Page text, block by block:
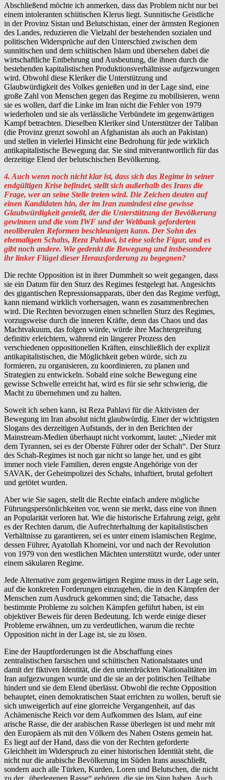
Abschließend möchte ich anmerken, dass das Problem nicht nur bei
einem intoleranten schiitischen Klerus liegt. Sunnitische Geistliche
in der Provinz Sistan und Belutschistan, einer der ärmsten Regionen
des Landes, reduzieren die Vielzahl der bestehenden sozialen und
politischen Widersprüche auf den Unterschied zwischen dem
sunnitischen und dem schiitischen Islam und übersehen dabei die
wirtschaftliche Entbehrung und Ausbeutung, die ihnen durch die
bestehenden kapitalistischen Produktionsverhältnisse aufgezwungen
wird. Obwohl diese Kleriker die Unterstützung und
Glaubwürdigkeit des Volkes genießen und in der Lage sind, eine
große Zahl von Menschen gegen das Regime zu mobilisieren, wenn
sie es wollen, darf die Linke im Iran nicht die Fehler von 1979
wiederholen und sie als verlässliche Verbündete im gegenwärtigen
Kampf betrachten. Dieselben Kleriker sind Unterstützer der Taliban
(die Provinz grenzt sowohl an Afghanistan als auch an Pakistan)
und stellen in vielerlei Hinsicht eine Bedrohung für jede wirklich
antikapitalistische Bewegung dar. Sie sind mitverantwortlich für das
derzeitige Elend der belutschischen Bevölkerung.
4. Auch wenn noch nicht klar ist, dass sich das Regime in seiner
endgültigen Krise befindet, stellt sich außerhalb des Irans die
Frage, wer an seine Stelle treten wird. Die Zeichen deuten auf
einen Kandidaten hin, der im Iran zumindest eine gewisse
Glaubwürdigkeit genießt, der die Unterstützung der Bevölkerung
gewinnen und die vom IWF und der Weltbank geforderten
neoliberalen Reformen beschleunigen kann. Der Sohn des
ehemaligen Schahs, Reza Pahlavi, ist eine solche Figur, und es
gibt noch andere. Wie gedenkt die Bewegung und insbesondere
ihr linker Flügel dieser Herausforderung zu begegnen?
Die rechte Opposition ist in ihrer Dummheit so weit gegangen, dass
sie ein Datum für den Sturz des Regimes festgelegt hat. Angesichts
des gigantischen Repressionsapparats, über den das Regime verfügt,
kann niemand wirklich vorhersagen, wann es zusammenbrechen
wird. Die Rechten bevorzugen einen schnellen Sturz des Regimes,
vorzugsweise durch die inneren Kräfte, denn das Chaos und das
Machtvakuum, das folgen würde, würde ihre Machtergreifung
definitiv erleichtern, während ein längerer Prozess den
verschiedenen oppositionellen Kräften, einschließlich der explizit
antikapitalistischen, die Möglichkeit geben würde, sich zu
formieren, zu organisieren, zu koordinieren, zu planen und
Strategien zu entwickeln. Sobald eine solche Bewegung eine
gewisse Schwelle erreicht hat, wird es für sie sehr schwierig, die
Macht zu übernehmen und zu halten.
Soweit ich sehen kann, ist Reza Pahlavi für die Aktivisten der
Bewegung im Iran absolut nicht glaubwürdig. Einer der wichtigsten
Slogans des derzeitigen Aufstands, der in den Berichten der
Mainstream-Medien überhaupt nicht vorkommt, lautet: „Nieder mit
dem Tyrannen, sei es der Oberste Führer oder der Schah“. Der Sturz
des Schah-Regimes ist noch gar nicht so lange her, und es gibt
immer noch viele Familien, deren engste Angehörige von der
SAVAK, der Geheimpolizei des Schahs, inhaftiert, brutal gefoltert
und getötet wurden.
Aber wie Sie sagen, stellt die Rechte einfach andere mögliche
Führungspersönlichkeiten vor, wenn sie merkt, dass eine von ihnen
an Popularität verloren hat. Wie die historische Erfahrung zeigt, geht
es der Rechten darum, die Aufrechterhaltung der kapitalistischen
Verhältnisse zu garantieren, sei es unter einem islamischen Regime,
dessen Führer, Ayatollah Khomeini, vor und nach der Revolution
von 1979 von den westlichen Mächten unterstützt wurde, oder unter
einem säkularen Regime.
Jede Alternative zum gegenwärtigen Regime muss in der Lage sein,
auf die konkreten Forderungen einzugehen, die in den Kämpfen der
Menschen zum Ausdruck gekommen sind; die Tatsache, dass
bestimmte Probleme zu solchen Kämpfen geführt haben, ist ein
objektiver Beweis für deren Bedeutung. Ich werde einige dieser
Probleme erwähnen, um zu verdeutlichen, warum die rechte
Opposition nicht in der Lage ist, sie zu lösen.
Eine der Hauptforderungen ist die Abschaffung eines
zentralistischen farsischen und schiitischen Nationalstaates und
damit der fiktiven Identität, die den unterdrückten Nationalitäten im
Iran aufgezwungen wurde und die sie an der politischen Teilhabe
hindert und sie dem Elend überlässt. Obwohl die rechte Opposition
behauptet, einen demokratischen Staat errichten zu wollen, beruft sie
sich unweigerlich auf eine glorreiche Vergangenheit, auf das
Achämenische Reich vor dem Aufkommen des Islam, auf eine
arische Rasse, die der arabischen Rasse überlegen ist und mehr mit
den Europäern als mit den Völkern des Nahen Ostens gemein hat.
Es liegt auf der Hand, dass die von der Rechten geforderte
Gleichheit im Widerspruch zu einer historischen Identität steht, die
nicht nur die arabische Bevölkerung im Süden Irans ausschließt,
sondern auch alle Türken, Kurden, Loren und Belutschen, die nicht
zu der „überlegenen Rasse“ gehören, die sie im Sinn haben. Auch